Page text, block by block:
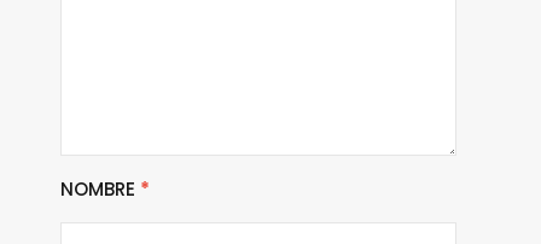
NOMBRE *